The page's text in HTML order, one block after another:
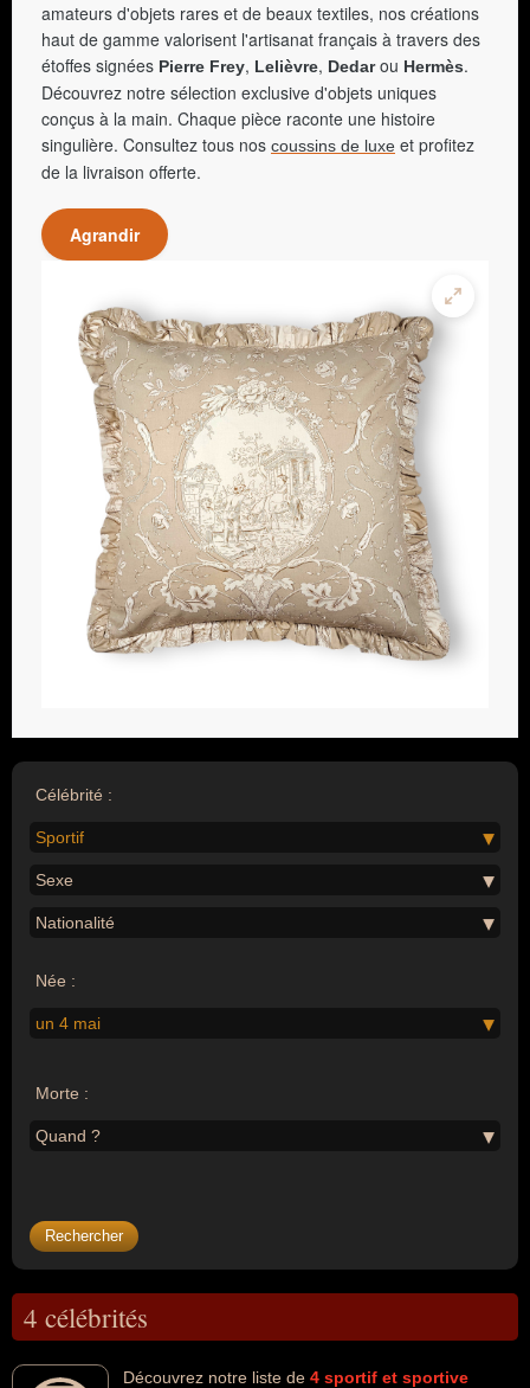
amateurs d'objets rares et de beaux textiles, nos créations
haut de gamme valorisent l'artisanat français à travers des
étoffes signées Pierre Frey, Lelièvre, Dedarou Hermès.
Découvrez notre sélection exclusive d'objets uniques
conçus à la main. Chaque pièce raconte une histoire
singulière. Consultez tous nos coussins de luxe et profitez
de la livraison offerte.
Agrandir
Célébrité :
Sportif
Sexe
Nationalité
Née :
un 4 mai
Morte :
Quand ?
4 célébrités
Découvrez notre liste de 4 sportif et sportive